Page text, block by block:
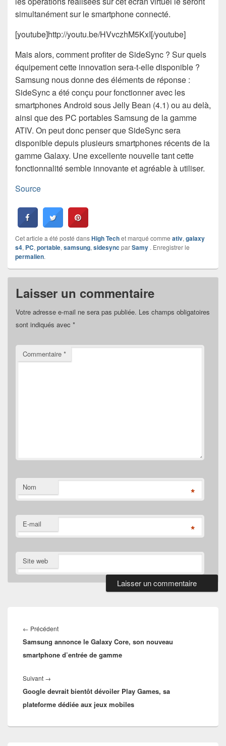
simultanément sur le smartphone connecté.
[youtube]http://youtu.be/HVvczhM5KxI[/youtube]
Mais alors, comment profiter de SideSync ? Sur quels
équipement cette innovation sera-t-elle disponible ?
Samsung nous donne des éléments de réponse :
SideSync a été conçu pour fonctionner avec les
smartphones Android sous Jelly Bean (4.1) ou au delà,
ainsi que des PC portables Samsung de la gamme
ATIV. On peut donc penser que SideSync sera
disponible depuis plusieurs smartphones récents de la
gamme Galaxy. Une excellente nouvelle tant cette
fonctionnalité semble innovante et agréable à utiliser.
Source
Cet article a été posté dansHigh Techet marqué comme ativ, galaxy
s4, PC, portable, samsung, sidesync parSamy . Enregistrer le
permalien.
Laisser un commentaire
Votre adresse e-mail ne sera pas publiée. Les champs obligatoires
sont indiqués avec *
Commentaire *
Nom *
E-mail *
Site web
de
l’article
← PrécédentArticle
précédent :
Samsung annonce le Galaxy Core, son nouveau
smartphone d’entrée de gamme
Suivant →
suivant :
Google devrait bientôt dévoiler Play Games, sa
plateforme dédiée aux jeux mobiles